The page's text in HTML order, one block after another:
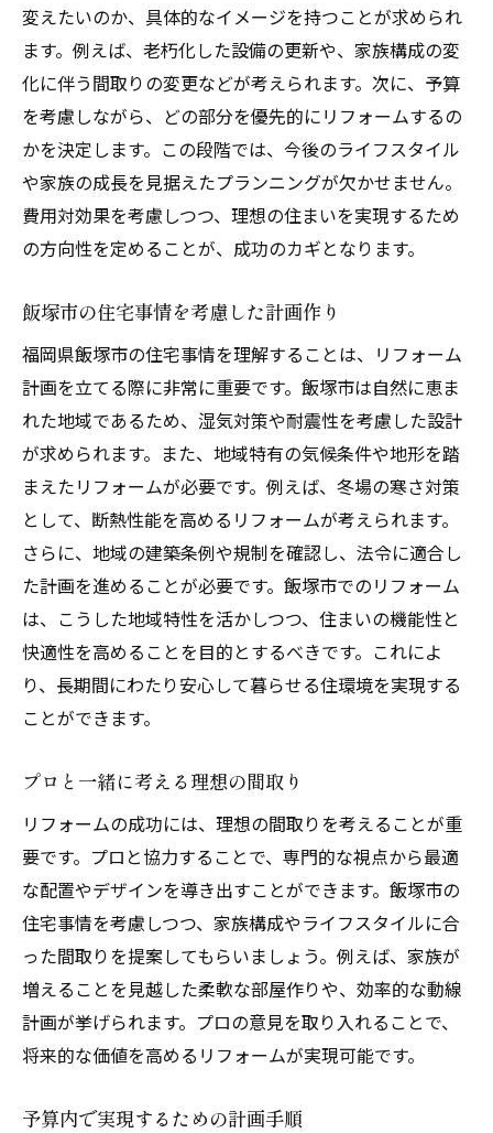
変えたいのか、具体的なイメージを持つことが求められ
ます。例えば、老朽化した設備の更新や、家族構成の変
化に伴う間取りの変更などが考えられます。次に、予算
を考慮しながら、どの部分を優先的にリフォームするの
かを決定します。この段階では、今後のライフスタイル
や家族の成長を見据えたプランニングが欠かせません。
費用対効果を考慮しつつ、理想の住まいを実現するため
の方向性を定めることが、成功のカギとなります。
飯塚市の住宅事情を考慮した計画作り
福岡県飯塚市の住宅事情を理解することは、リフォーム
計画を立てる際に非常に重要です。飯塚市は自然に恵ま
れた地域であるため、湿気対策や耐震性を考慮した設計
が求められます。また、地域特有の気候条件や地形を踏
まえたリフォームが必要です。例えば、冬場の寒さ対策
として、断熱性能を高めるリフォームが考えられます。
さらに、地域の建築条例や規制を確認し、法令に適合し
た計画を進めることが必要です。飯塚市でのリフォーム
は、こうした地域特性を活かしつつ、住まいの機能性と
快適性を高めることを目的とするべきです。これによ
り、長期間にわたり安心して暮らせる住環境を実現する
ことができます。
プロと一緒に考える理想の間取り
リフォームの成功には、理想の間取りを考えることが重
要です。プロと協力することで、専門的な視点から最適
な配置やデザインを導き出すことができます。飯塚市の
住宅事情を考慮しつつ、家族構成やライフスタイルに合
った間取りを提案してもらいましょう。例えば、家族が
増えることを見越した柔軟な部屋作りや、効率的な動線
計画が挙げられます。プロの意見を取り入れることで、
将来的な価値を高めるリフォームが実現可能です。
予算内で実現するための計画手順